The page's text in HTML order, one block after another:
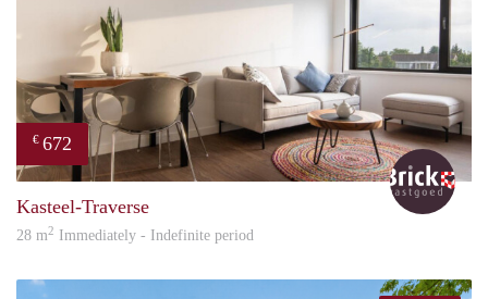
€ 672
Brick
Kasteel-Traverse
28 m2 Immediately - Indefinite period